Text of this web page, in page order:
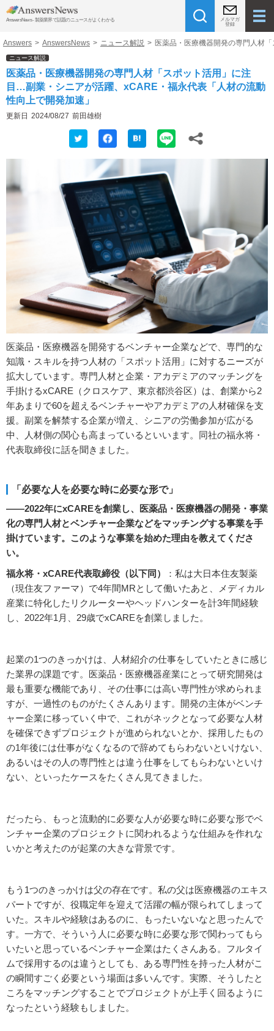
AnswersNews - 製薬業界で話題のニュースがよくわかる
メルマガ
登録
Answers > AnswersNews > ニュース解説 > 医薬品・医療機器開発の専門人材
ニュース解説
医薬品・医療機器開発の専門人材「スポット活用」に注
目…副業・シニアが活躍、xCARE・福永代表「人材の流動
性向上で開発加速」
更新日 2024/08/27 前田雄樹
医薬品・医療機器を開発するベンチャー企業などで、専門的な
知識・スキルを持つ人材の「スポット活用」に対するニーズが
拡大しています。専門人材と企業・アカデミアのマッチングを
手掛けるxCARE（クロスケア、東京都渋谷区）は、創業から2
年あまりで60を超えるベンチャーやアカデミアの人材確保を支
援。副業を解禁する企業が増え、シニアの労働参加が広がる
中、人材側の関心も高まっているといいます。同社の福永将・
代表取締役に話を聞きました。
「必要な人を必要な時に必要な形で」
――2022年にxCAREを創業し、医薬品・医療機器の開発・事業
化の専門人材とベンチャー企業などをマッチングする事業を手
掛けています。このような事業を始めた理由を教えてくださ
い。
福永将・xCARE代表取締役（以下同）
：私は大日本住友製薬
（現住友ファーマ）で4年間MRとして働いたあと、メディカル
産業に特化したリクルーターやヘッドハンターを計3年間経験
し、2022年1月、29歳でxCAREを創業しました。
起業の1つのきっかけは、人材紹介の仕事をしていたときに感じ
た業界の課題です。医薬品・医療機器産業にとって研究開発は
最も重要な機能であり、その仕事には高い専門性が求められま
すが、一過性のものがたくさんあります。開発の主体がベンチ
ャー企業に移っていく中で、これがネックとなって必要な人材
を確保できずプロジェクトが進められないとか、採用したもの
の1年後には仕事がなくなるので辞めてもらわないといけない、
あるいはその人の専門性とは違う仕事をしてもらわないといけ
ない、といったケースをたくさん見てきました。
だったら、もっと流動的に必要な人が必要な時に必要な形でベ
ンチャー企業のプロジェクトに関われるような仕組みを作れな
いかと考えたのが起業の大きな背景です。
もう1つのきっかけは父の存在です。私の父は医療機器のエキス
パートですが、役職定年を迎えて活躍の幅が限られてしまって
いた。スキルや経験はあるのに、もったいないなと思ったんで
す。一方で、そういう人に必要な時に必要な形で関わってもら
いたいと思っているベンチャー企業はたくさんある。フルタイ
ムで採用するのは違うとしても、ある専門性を持った人材がこ
の瞬間すごく必要という場面は多いんです。実際、そうしたと
ころをマッチングすることでプロジェクトが上手く回るように
なったという経験もしました。